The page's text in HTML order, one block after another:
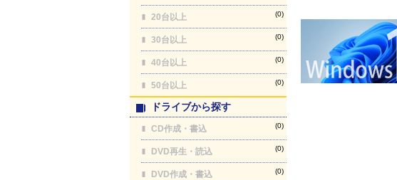
20台以上 (0)
30台以上 (0)
40台以上 (0)
50台以上 (0)
ドライブから探す
CD作成・書込 (0)
DVD再生・読込 (0)
DVD作成・書込 (0)